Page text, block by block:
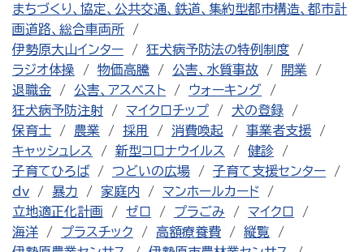
まちづくり、協定、公共交通、鉄道、集約型都市構造、都市計
画道路、総合車両所
伊勢原大山インター
狂犬病予防法の特例制度
ラジオ体操
物価高騰 公害、水質事故
開業
退職金
公害、アスベスト
ウォーキング
狂犬病予防注射
マイクロチップ
犬の登録
保育士
農業 採用 消費喚起
事業者支援
キャッシュレス
新型コロナウイルス
健診
子育てひろば
つどいの広場
子育て支援センター
dv
暴力 家庭内
マンホールカード
立地適正化計画
ゼロ プラごみ
マイクロ
海洋
プラスチック 高額療養費
縦覧